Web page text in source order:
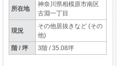
所在地
神奈川県相模原市南区
古淵一丁目
現況
その他居抜きなど (その
他)
階 / 坪
3階 / 35.08坪